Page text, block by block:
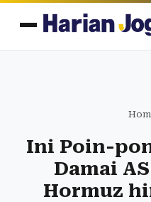
Ini Poin-
Damai
Hormuz